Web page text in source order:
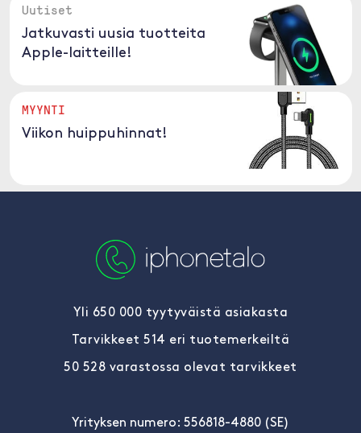
Uutiset
Jatkuvasti uusia tuotteita
Apple-laitteille!
MYYNTI
Viikon huippuhinnat!
Yli 650 000 tyytyväistä asiakasta
Tarvikkeet 514 eri tuotemerkeiltä
50 528 varastossa olevat tarvikkeet
Yrityksen numero: 556818-4880 (SE)